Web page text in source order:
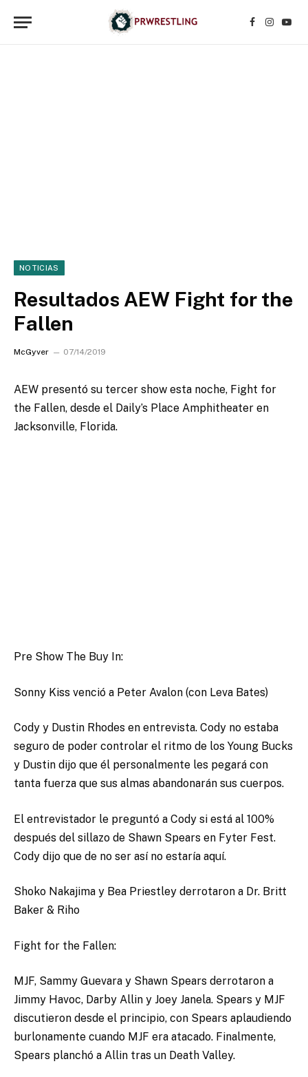
Facebook
NOTICIAS
Resultados AEW Fight for the
Fallen
McGyver 07/14/2019
AEW presentó su tercer show esta noche, Fight for
the Fallen, desde el Daily’s Place Amphitheater en
Jacksonville, Florida.
Pre Show The Buy In:
Sonny Kiss venció a Peter Avalon (con Leva Bates)
Cody y Dustin Rhodes en entrevista. Cody no estaba
seguro de poder controlar el ritmo de los Young Bucks
y Dustin dijo que él personalmente les pegará con
tanta fuerza que sus almas abandonarán sus cuerpos.
El entrevistador le preguntó a Cody si está al 100%
después del sillazo de Shawn Spears en Fyter Fest.
Cody dijo que de no ser así no estaría aquí.
Shoko Nakajima y Bea Priestley derrotaron a Dr. Britt
Baker & Riho
Fight for the Fallen:
MJF, Sammy Guevara y Shawn Spears derrotaron a
Jimmy Havoc, Darby Allin y Joey Janela. Spears y MJF
discutieron desde el principio, con Spears aplaudiendo
burlonamente cuando MJF era atacado. Finalmente,
Spears planchó a Allin tras un Death Valley.